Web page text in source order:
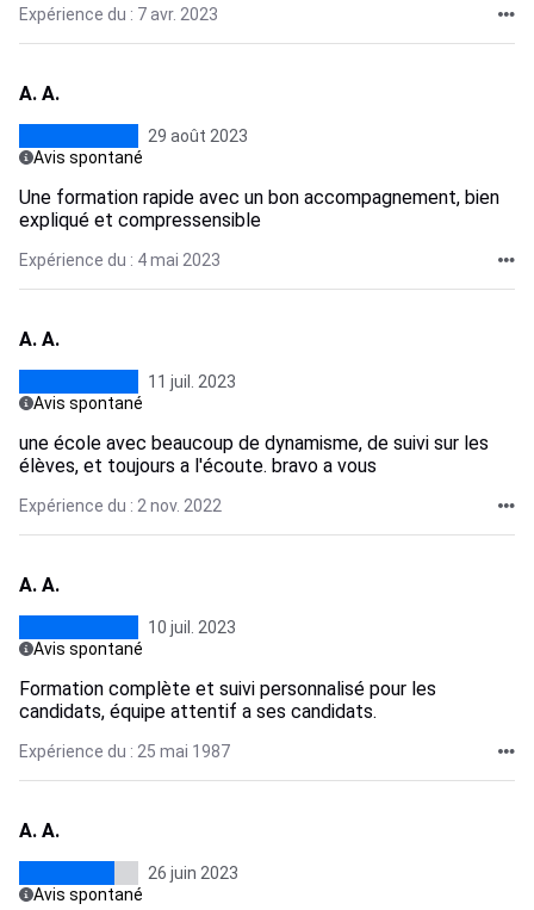
Expérience du : 7 avr. 2023
A. A.
29 août 2023
Avis spontané
Une formation rapide avec un bon accompagnement, bien
expliqué et compressensible
Expérience du : 4 mai 2023
A. A.
11 juil. 2023
Avis spontané
une école avec beaucoup de dynamisme, de suivi sur les
élèves, et toujours a l'écoute. bravo a vous
Expérience du : 2 nov. 2022
A. A.
10 juil. 2023
Avis spontané
Formation complète et suivi personnalisé pour les
candidats, équipe attentif a ses candidats.
Expérience du : 25 mai 1987
A. A.
26 juin 2023
Avis spontané